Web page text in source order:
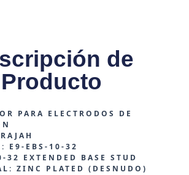
de
Producto
PARA ELECTRODOS DE
E9-EBS-10-32
32 EXTENDED BASE STUD
ZINC PLATED (DESNUDO)